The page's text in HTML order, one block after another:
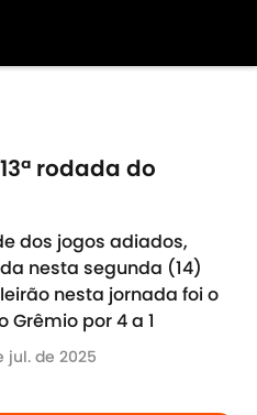
rodada do
dos jogos adiados,
nesta segunda (14)
nesta jornada foi o
Grêmio por 4 a 1
jul. de 2025